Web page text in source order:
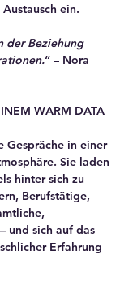
ein.
der Beziehung
“ – Nora
WARM DATA
Gespräche in einer
Sie laden
hinter sich zu
Berufstätige,
und sich auf das
Erfahrung